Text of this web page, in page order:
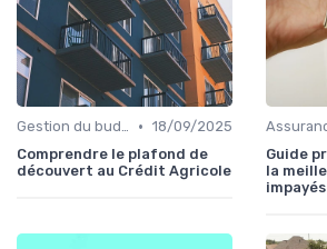
Gestion du budget • 18/09/2025
Comprendre le plafond de
découvert au Crédit Agricole
Guide
la
impayés